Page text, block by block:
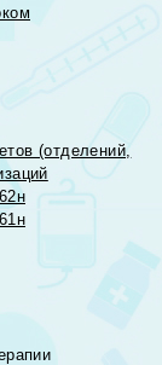
(отделений,